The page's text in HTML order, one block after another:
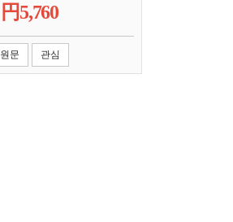
円5,760
원문 관심